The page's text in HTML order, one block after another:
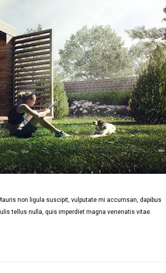
non ligula suscipit, vulputate mi accumsan, dapibus
tellus nulla, quis imperdiet magna venenatis vitae.